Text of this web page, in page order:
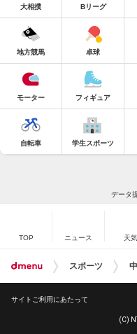
大相撲 Bリーグ
地方競馬 卓球
モーター フィギュア
自転車 学生スポーツ
データ
TOP ニュース 天気
スポーツ
サイトご利用にあたって
(C)